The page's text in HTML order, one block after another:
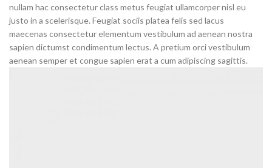
nullam hac consectetur class metus feugiat ullamcorper nisl eu
justo in a scelerisque. Feugiat sociis platea felis sed lacus
maecenas consectetur elementum vestibulum ad aenean nostra
sapien dictumst condimentum lectus. A pretium orci vestibulum
aenean semper et congue sapien erat a cum adipiscing sagittis.